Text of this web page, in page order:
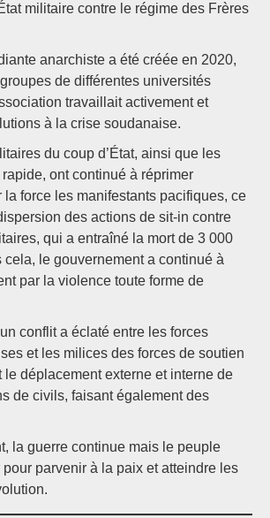
militaire contre le régime des Frères
anarchiste a été créée en 2020,
de différentes universités
travaillait activement et
à la crise soudanaise.
du coup d’État, ainsi que les
ont continué à réprimer
la force les manifestants pacifiques, ce
des actions de sit-in contre
qui a entraîné la mort de 3 000
cela, le gouvernement a continué à
par la violence toute forme de
conflit a éclaté entre les forces
et les milices des forces de soutien
le déplacement externe et interne de
de civils, faisant également des
la guerre continue mais le peuple
parvenir à la paix et atteindre les